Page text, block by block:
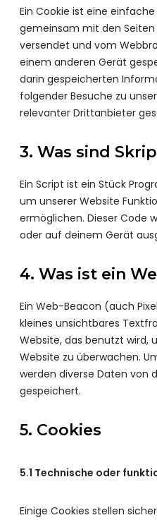
Ein Cookie ist eine
gemeinsam mit den
versendet und vom
einem anderen Gerät
darin gespeicherten
folgender Besuche zu
relevanter Drittanbieter
3. Was sind
Ein Script ist ein Stück
um unserer Website
ermöglichen. Dieser Code
oder auf deinem Gerät
4. Was ist ein
Ein Web-Beacon (auch
kleines unsichtbares
Website, das benutzt wird,
Website zu überwachen.
werden diverse Daten von
gespeichert.
5. Cookies
5.1 Technische oder
Einige Cookies stellen